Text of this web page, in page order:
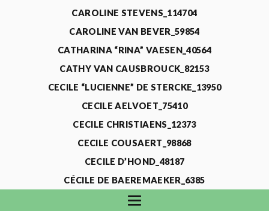
CAROLINE STEVENS_114704
CAROLINE VAN BEVER_59854
CATHARINA “RINA” VAESEN_40564
CATHY VAN CAUSBROUCK_82153
CECILE “LUCIENNE” DE STERCKE_13950
CECILE AELVOET_75410
CECILE CHRISTIAENS_12373
CECILE COUSAERT_98868
CECILE D’HOND_48187
CÉCILE DE BAEREMAEKER_6385
CECILE DE WAELE_4731